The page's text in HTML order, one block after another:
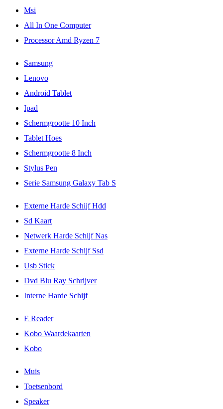
Msi
All In One Computer
Processor Amd Ryzen 7
Samsung
Lenovo
Android Tablet
Ipad
Schermgrootte 10 Inch
Tablet Hoes
Schermgrootte 8 Inch
Stylus Pen
Serie Samsung Galaxy Tab S
Externe Harde Schijf Hdd
Sd Kaart
Netwerk Harde Schijf Nas
Externe Harde Schijf Ssd
Usb Stick
Dvd Blu Ray Schrijver
Interne Harde Schijf
E Reader
Kobo Waardekaarten
Kobo
Muis
Toetsenbord
Speaker